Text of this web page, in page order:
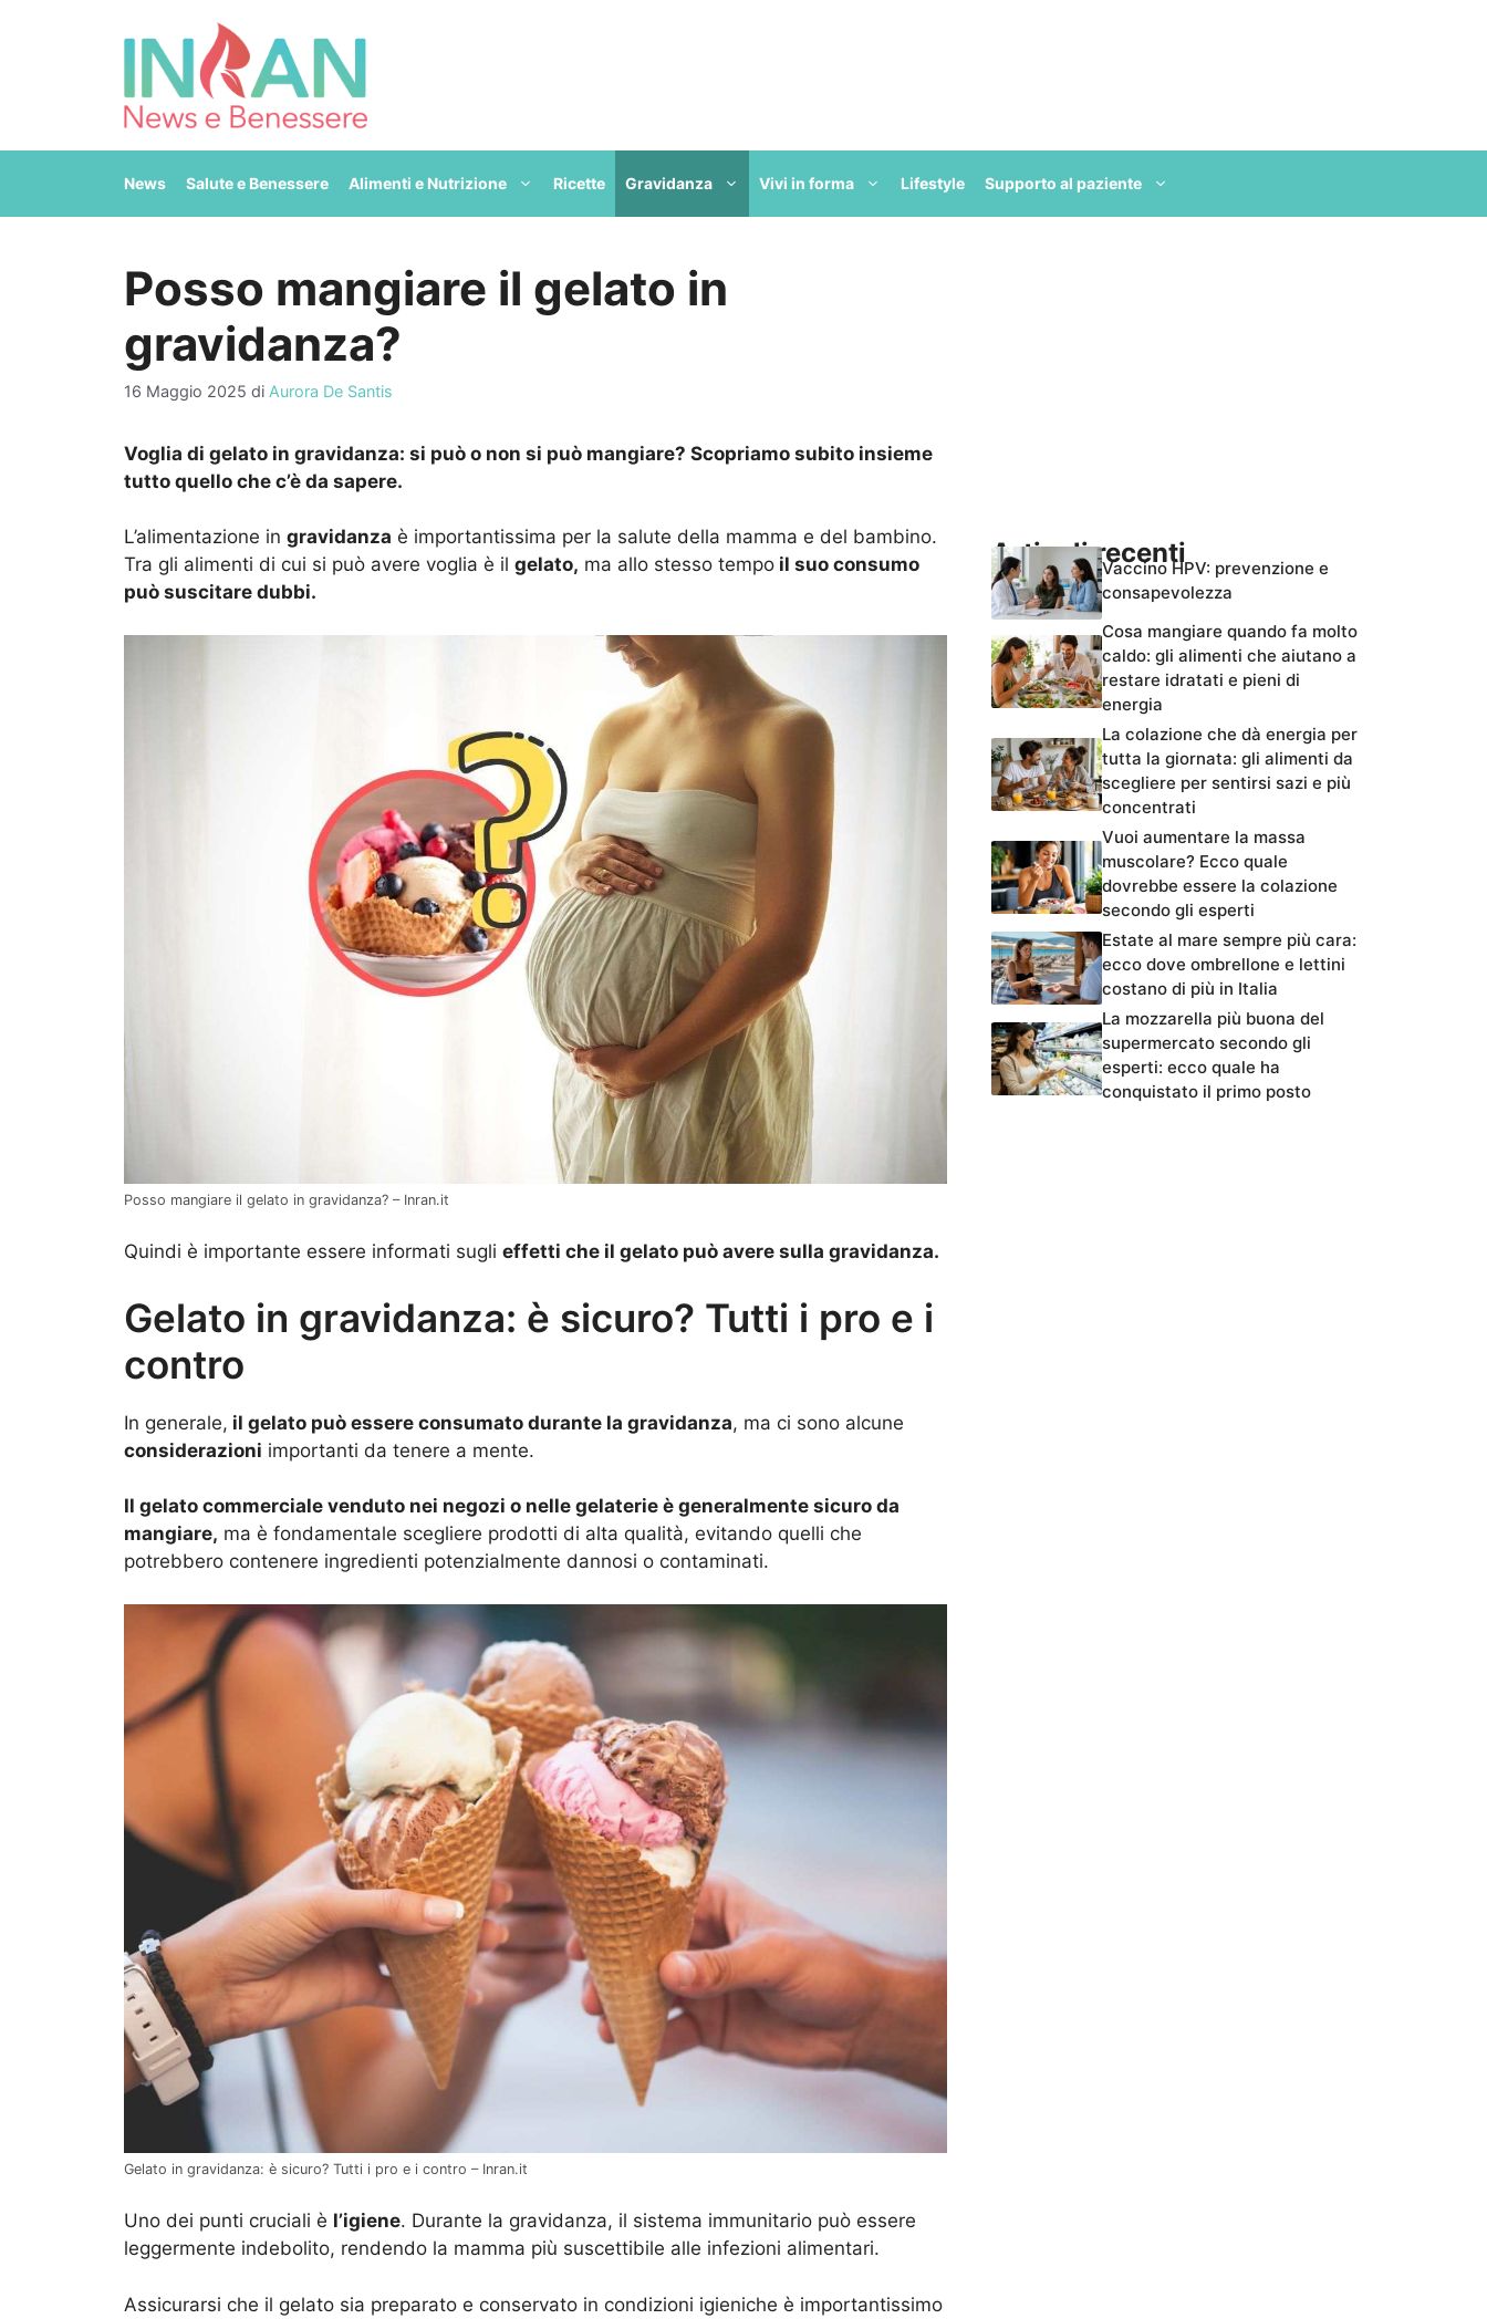
News Salute e Benessere Alimenti e Nutrizione Ricette Gravidanza Vivi in forma Lifestyle Supporto al paziente
Posso mangiare il gelato in
gravidanza?
16 Maggio 2025 di Aurora De Santis
Voglia di gelato in gravidanza: si può o non si può mangiare? Scopriamo subito insieme
tutto quello che c’è da sapere.
L’alimentazione in gravidanza è importantissima per la salute della mamma e del bambino.
Tra gli alimenti di cui si può avere voglia è il gelato, ma allo stesso tempo il suo consumo
può suscitare dubbi.
Posso mangiare il gelato in gravidanza? – Inran.it
Quindi è importante essere informati sugli effetti che il gelato può avere sulla gravidanza.
Gelato in gravidanza: è sicuro? Tutti i pro e i
contro
In generale, il gelato può essere consumato durante la gravidanza, ma ci sono alcune
considerazioni importanti da tenere a mente.
Il gelato commerciale venduto nei negozi o nelle gelaterie è generalmente sicuro da
mangiare, ma è fondamentale scegliere prodotti di alta qualità, evitando quelli che
potrebbero contenere ingredienti potenzialmente dannosi o contaminati.
Gelato in gravidanza: è sicuro? Tutti i pro e i contro – Inran.it
Uno dei punti cruciali è l’igiene. Durante la gravidanza, il sistema immunitario può essere
leggermente indebolito, rendendo la mamma più suscettibile alle infezioni alimentari.
Assicurarsi che il gelato sia preparato e conservato in condizioni igieniche è importantissimo
Articoli recentiVaccino HPV: prevenzione e
consapevolezza
Cosa mangiare quando fa molto
caldo: gli alimenti che aiutano a
restare idratati e pieni di
energia
La colazione che dà energia per
tutta la giornata: gli alimenti da
scegliere per sentirsi sazi e più
concentrati
Vuoi aumentare la massa
muscolare? Ecco quale
dovrebbe essere la colazione
secondo gli esperti
Estate al mare sempre più cara:
ecco dove ombrellone e lettini
costano di più in Italia
La mozzarella più buona del
supermercato secondo gli
esperti: ecco quale ha
conquistato il primo posto